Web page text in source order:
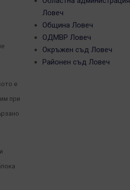
е
при
Ловеч
Община Ловеч
ОДМВР Ловеч
Окръжен съд Ловеч
Районен съд Ловеч